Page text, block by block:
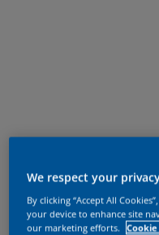
We respect your
By clicking “Accept All
your device to enhance site
our marketing efforts.